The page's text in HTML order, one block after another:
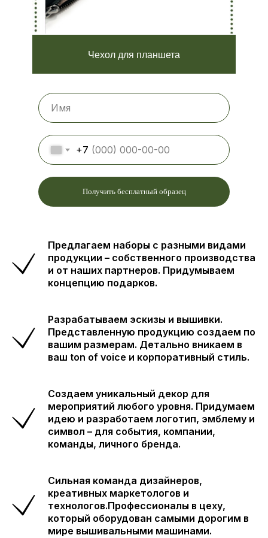
+7
Получить бесплатный образец
Чехол для планшета
Предлагаем наборы с разными видами
продукции – собственного производства
и от наших партнеров. Придумываем
концепцию подарков.
Разрабатываем эскизы и вышивки.
Представленную продукцию создаем по
вашим размерам. Детально вникаем в
ваш ton of voice и корпоративный стиль.
Создаем уникальный декор для
мероприятий любого уровня. Придумаем
идею и разработаем логотип, эмблему и
символ – для события, компании,
команды, личного бренда.
Сильная команда дизайнеров,
креативных маркетологов и
технологов.Профессионалы в цеху,
который оборудован самыми дорогим в
мире вышивальными машинами.